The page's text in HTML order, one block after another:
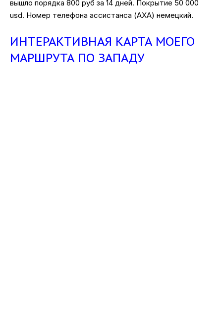
вышло порядка 800 руб за 14 дней. Покрытие 50 000
usd. Номер телефона ассистанса (AXA) немецкий.
ИНТЕРАКТИВНАЯ КАРТА МОЕГО
МАРШРУТА ПО ЗАПАДУ